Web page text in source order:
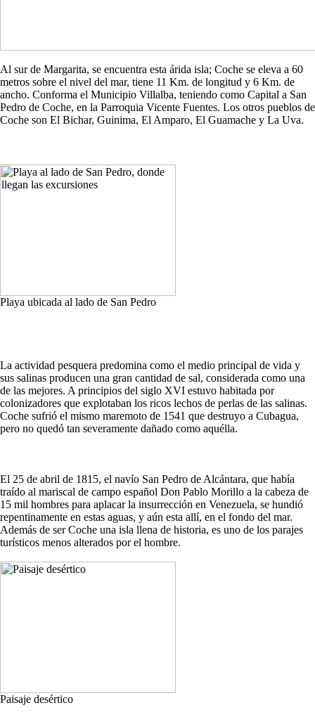
Al sur de Margarita, se encuentra esta árida isla; Coche se eleva a 60
metros sobre el nivel del mar, tiene 11 Km. de longitud y 6 Km. de
ancho. Conforma el Municipio Villalba, teniendo como Capital a San
Pedro de Coche, en la Parroquia Vicente Fuentes. Los otros pueblos de
Coche son El Bichar, Guinima, El Amparo, El Guamache y La Uva.
Playa ubicada al lado de San Pedro
La actividad pesquera predomina como el medio principal de vida y
sus salinas producen una gran cantidad de sal, considerada como una
de las mejores. A principios del siglo XVI estuvo habitada por
colonizadores que explotaban los ricos lechos de perlas de las salinas.
Coche sufrió el mismo maremoto de 1541 que destruyo a Cubagua,
pero no quedó tan severamente dañado como aquélla.
El 25 de abril de 1815, el navío San Pedro de Alcántara, que había
traído al mariscal de campo español Don Pablo Morillo a la cabeza de
15 mil hombres para aplacar la insurrección en Venezuela, se hundió
repentinamente en estas aguas, y aún esta allí, en el fondo del mar.
Además de ser Coche una isla llena de historia, es uno de los parajes
turísticos menos alterados por el hombre.
Paisaje desértico